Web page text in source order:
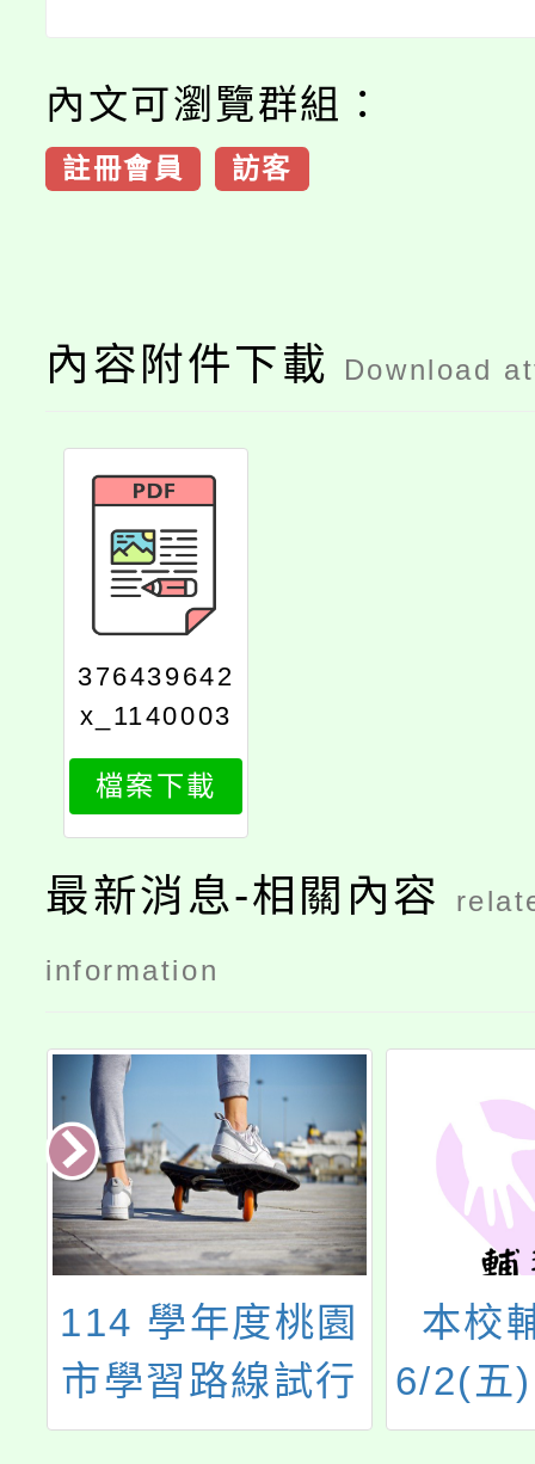
內文可瀏覽群組：
註冊會員 訪客
內容附件下載 Download
376439642
x_1140003
434_attach
1
檔案下載
最新消息-相關內容
information
114 學年度桃園
市學習路線試行
教師研習—走讀
本校
6/2(五
親職